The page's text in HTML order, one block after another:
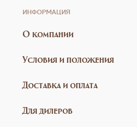
ИНФОРМАЦИЯ
О компании
Условия и положения
Доставка и оплата
Для дилеров